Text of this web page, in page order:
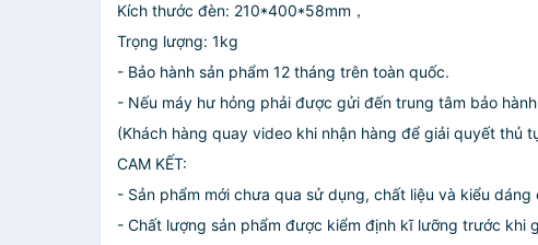
Kích thước đèn: 210*400*58mm，
Trọng lượng: 1kg
- Bảo hành sản phẩm 12 tháng trên toàn quốc.
- Nếu máy hư hỏng phải được gửi đến trung tâm bảo
(Khách hàng quay video khi nhận hàng để giải quyết thủ
CAM KẾT:
- Sản phẩm mới chưa qua sử dụng, chất liệu và kiểu
- Chất lượng sản phẩm được kiểm định kĩ lưỡng trước khi